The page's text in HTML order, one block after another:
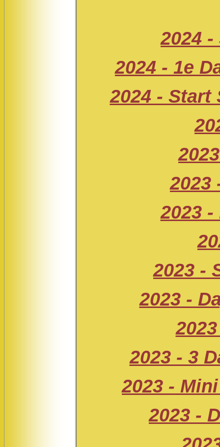
2024
2024 - 1e
2024 - Start
2023
2023
2023 -
2023 -
2023 - 3
2023 -
2023 -